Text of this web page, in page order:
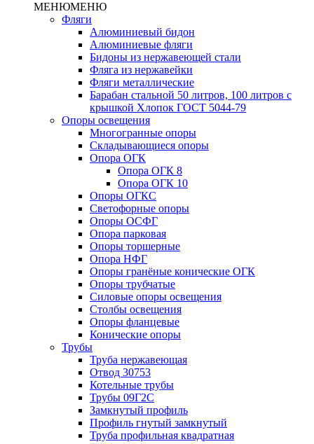
МЕНЮМЕНЮ
Фляги
Алюминиевый бидон
Алюминиевые фляги
Бидоны из нержавеющей стали
Фляга из нержавейки
Фляги металлические
Барабан стальной 50 литров, 100 литров с
крышкой Хлопок ГОСТ 5044-79
Опоры освещения
Многогранные опоры
Складывающиеся опоры
Опора ОГК
Опора ОГК 8
Опора ОГК 10
Опоры ОГКС
Светофорные опоры
Опоры ОСФГ
Опора парковая
Опоры торшерные
Опора НФГ
Опоры гранёные конические ОГК
Опоры трубчатые
Силовые опоры освещения
Столбы освещения
Опоры фланцевые
Конические опоры
Трубы
Труба нержавеющая
Отвод 30753
Котельные трубы
Трубы 09Г2С
Замкнутый профиль
Профиль гнутый замкнутый
Труба профильная квадратная